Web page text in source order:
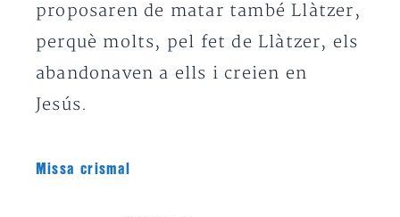
proposaren de matar també Llàtzer,
perquè molts, pel fet de Llàtzer, els
abandonaven a ells i creien en
Jesús.
Missa crismal